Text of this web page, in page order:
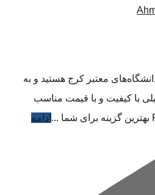
معتبر کرج هستید و به
با کیفیت و با قیمت مناسب
ادامه